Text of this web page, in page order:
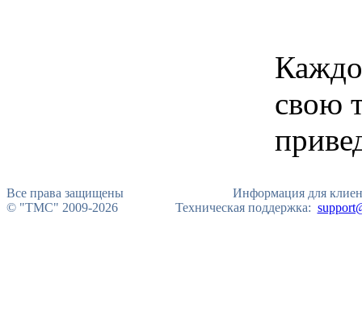
свою
Все права защищены
© "TMC" 2009-2026
Информация для
Техническая поддержка: